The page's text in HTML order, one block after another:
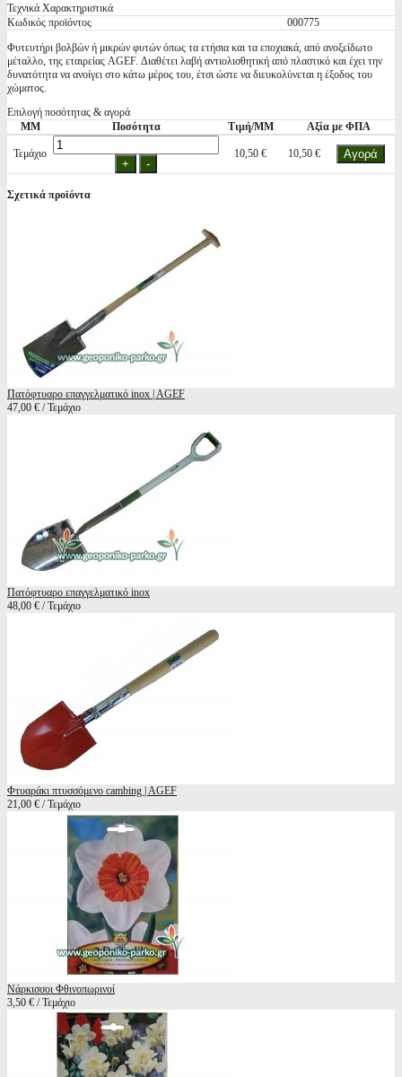
Τεχνικά Χαρακτηριστικά
Κωδικός προϊόντος
000775
Φυτευτήρι βολβών ή μικρών φυτών όπως τα ετήσια και τα εποχιακά, από ανοξείδωτο
μέταλλο, της εταιρείας AGEF. Διαθέτει λαβή αντιολισθητική από πλαστικό και έχει την
δυνατότητα να ανοίγει στο κάτω μέρος του, έτσι ώστε να διευκολύνεται η έξοδος του
χώματος.
Επιλογή ποσότητας & αγορά
ΜΜ
Ποσότητα Τιμή/ΜΜ Αξία με ΦΠΑ
Τεμάχιο 10,50 € 10,50 €
Σχετικά προϊόντα
Πατόφτυαρο επαγγελματικό inox | AGEF
47,00 € / Τεμάχιο
Πατόφτυαρο επαγγελματικό inox
48,00 € / Τεμάχιο
Φτυαράκι πτυσσόμενο cambing | AGEF
21,00 € / Τεμάχιο
Νάρκισσοι Φθινοπωρινοί
3,50 € / Τεμάχιο